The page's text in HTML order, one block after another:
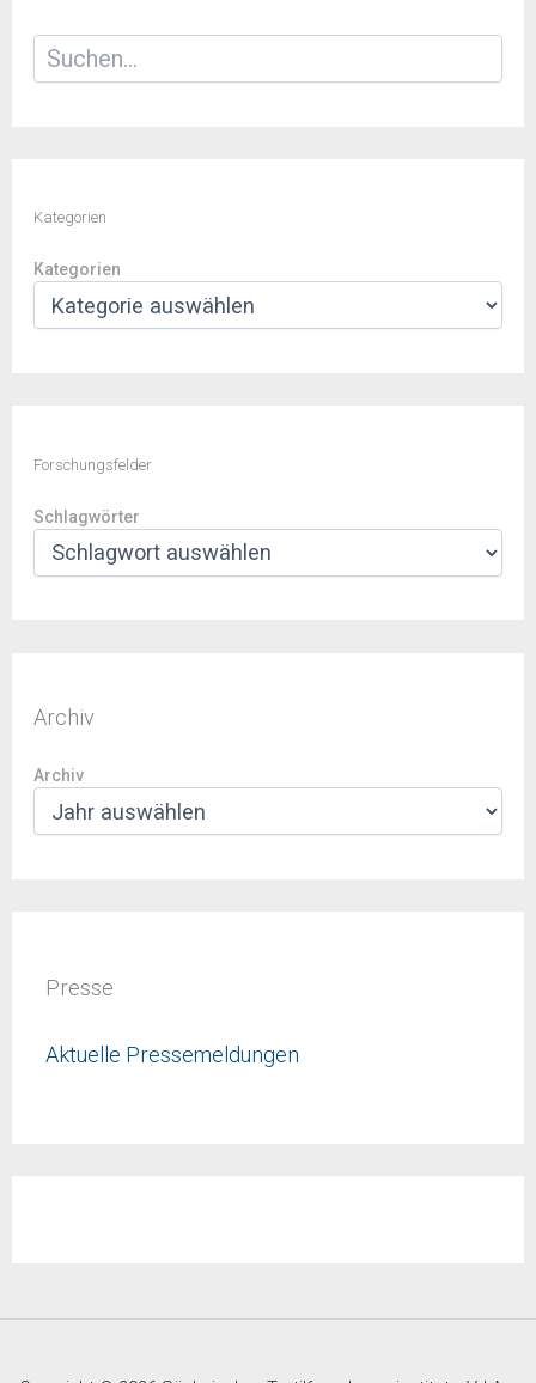
Suchen
Kategorien
Kategorien
Forschungsfelder
Schlagwörter
Archiv
Archiv
Presse
Aktuelle Pressemeldungen